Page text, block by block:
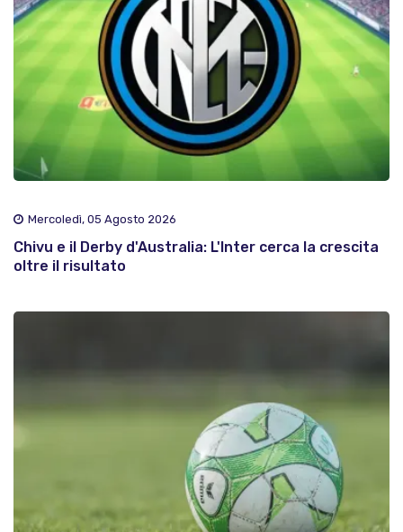
Mercoledì, 05 Agosto 2026
Chivu e il Derby d'Australia: L'Inter cerca la crescita
oltre il risultato